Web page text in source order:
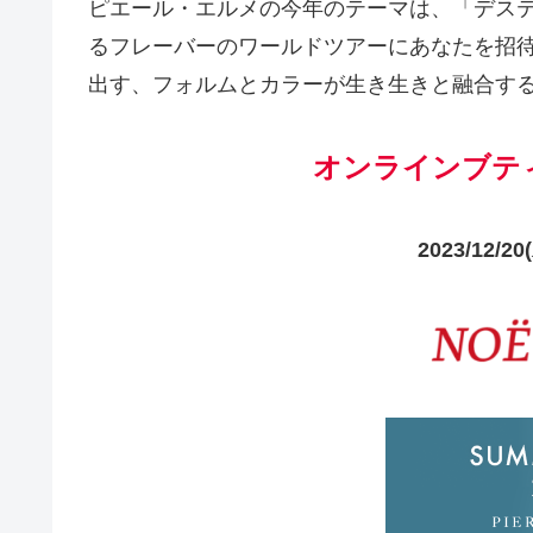
ピエール・エルメの今年のテーマは、「デス
るフレーバーのワールドツアーにあなたを招
出す、フォルムとカラーが生き生きと融合す
オンラインブテ
2023/12/